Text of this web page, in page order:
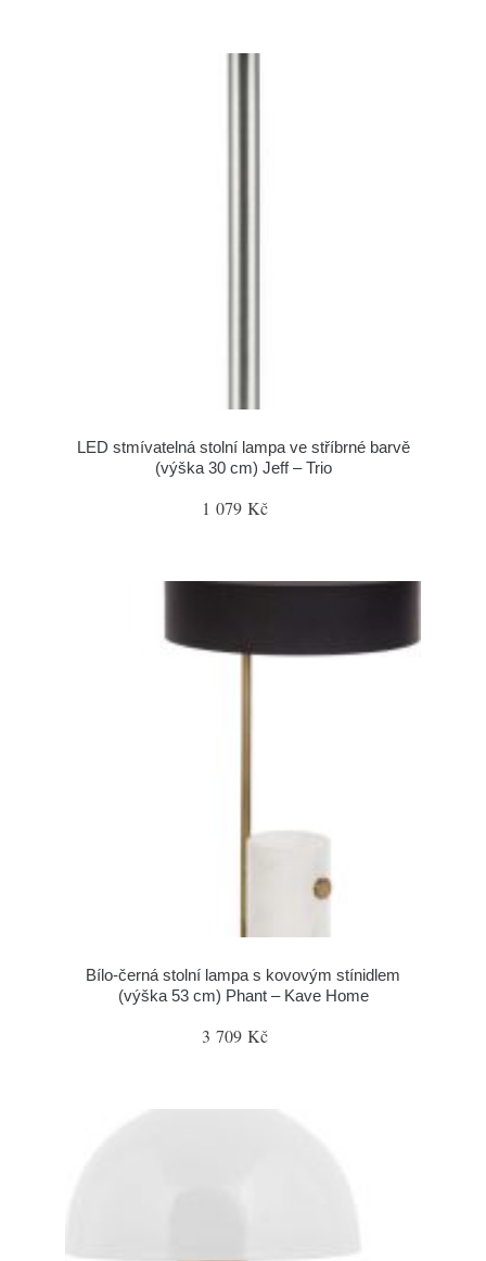
LED stmívatelná stolní lampa ve stříbrné barvě
(výška 30 cm) Jeff – Trio
1 079 Kč
Bílo-černá stolní lampa s kovovým stínidlem
(výška 53 cm) Phant – Kave Home
3 709 Kč